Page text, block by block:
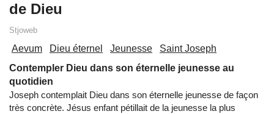
de Dieu
Stjoweb
Aevum Dieu éternel Jeunesse
Saint Joseph
Contempler Dieu dans son éternelle jeunesse au
quotidien
Joseph contemplait Dieu dans son éternelle jeunesse de façon
très concrète. Jésus enfant pétillait de la jeunesse la plus